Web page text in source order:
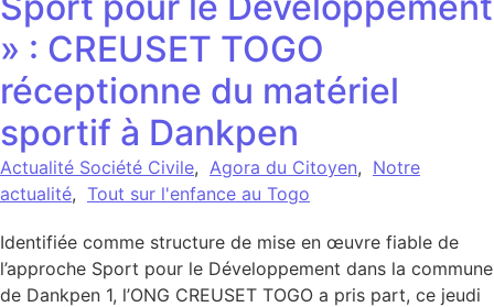
» : CREUSET TOGO
réceptionne du matériel
sportif à Dankpen
Actualité Société Civile, Agora du Citoyen, Notre
actualité, Tout sur l'enfance au Togo
Identifiée comme structure de mise en œuvre fiable de
l’approche Sport pour le Développement dans la commune
de Dankpen 1, l’ONG CREUSET TOGO a pris part, ce jeudi